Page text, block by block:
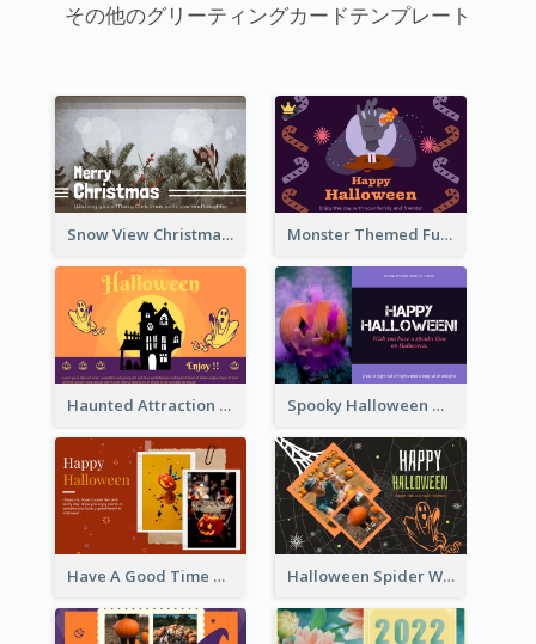
その他のグリーティングカードテンプレート
Snow View Christmas Card With Simple Design Monster Themed Fun Halloween Greeting Card
Haunted Attraction Themed Halloween Card Spooky Halloween Greeting Card
Have A Good Time This Halloween Greeting Card Halloween Spider Web Greeting Card